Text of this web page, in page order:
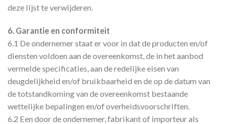
deze lijst te verwijderen.
6. Garantie en conformiteit
6.1 De ondernemer staat er voor in dat de producten en/of
diensten voldoen aan de overeenkomst, de in het aanbod
vermelde specificaties, aan de redelijke eisen van
deugdelijkheid en/of bruikbaarheid en de op de datum van
de totstandkoming van de overeenkomst bestaande
wettelijke bepalingen en/of overheidsvoorschriften.
6.2 Een door de ondernemer, fabrikant of importeur als